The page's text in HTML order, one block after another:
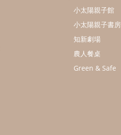
小太陽親子館
小太陽親子書房
知新劇場
農人餐桌
Green & Safe